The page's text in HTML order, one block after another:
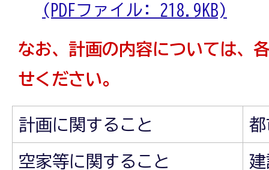
(PDFファイル: 218.9KB)
なお、計画の内容については、
せください。
計画に関すること
空家等に関すること